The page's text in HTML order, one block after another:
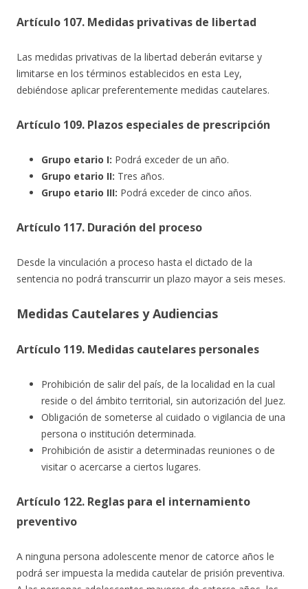
Artículo 107. Medidas privativas de libertad
Las medidas privativas de la libertad deberán evitarse y
limitarse en los términos establecidos en esta Ley,
debiéndose aplicar preferentemente medidas cautelares.
Artículo 109. Plazos especiales de prescripción
Grupo etario I: Podrá exceder de un año.
Grupo etario II: Tres años.
Grupo etario III: Podrá exceder de cinco años.
Artículo 117. Duración del proceso
Desde la vinculación a proceso hasta el dictado de la
sentencia no podrá transcurrir un plazo mayor a seis meses.
Medidas Cautelares y Audiencias
Artículo 119. Medidas cautelares personales
Prohibición de salir del país, de la localidad en la cual
reside o del ámbito territorial, sin autorización del Juez.
Obligación de someterse al cuidado o vigilancia de una
persona o institución determinada.
Prohibición de asistir a determinadas reuniones o de
visitar o acercarse a ciertos lugares.
Artículo 122. Reglas para el internamiento
preventivo
A ninguna persona adolescente menor de catorce años le
podrá ser impuesta la medida cautelar de prisión preventiva.